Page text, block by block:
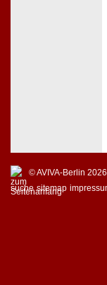
© AVIVA-Berlin 2026
suche sitemap